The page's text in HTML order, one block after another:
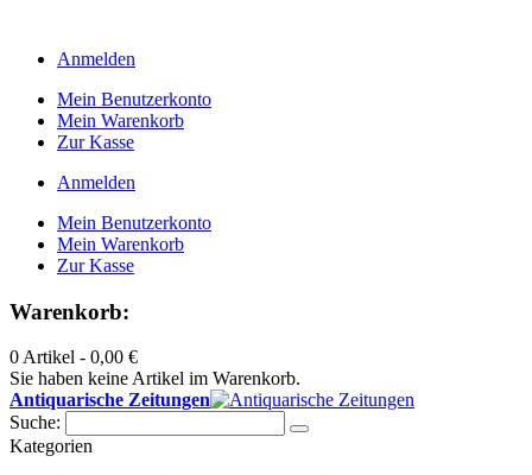
Anmelden
Mein Benutzerkonto
Mein Warenkorb
Zur Kasse
Anmelden
Mein Benutzerkonto
Mein Warenkorb
Zur Kasse
Warenkorb:
0 Artikel - 0,00 €
Sie haben keine Artikel im Warenkorb.
Antiquarische Zeitungen
Suche:
Kategorien